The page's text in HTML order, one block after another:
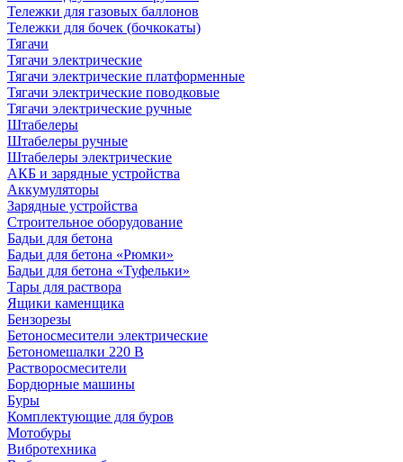
Тележки для газовых баллонов
Тележки для бочек (бочкокаты)
Тягачи
Тягачи электрические
Тягачи электрические платформенные
Тягачи электрические поводковые
Тягачи электрические ручные
Штабелеры
Штабелеры ручные
Штабелеры электрические
АКБ и зарядные устройства
Аккумуляторы
Зарядные устройства
Строительное оборудование
Бадьи для бетона
Бадьи для бетона «Рюмки»
Бадьи для бетона «Туфельки»
Тары для раствора
Ящики каменщика
Бензорезы
Бетоносмесители электрические
Бетономешалки 220 В
Растворосмесители
Бордюрные машины
Буры
Комплектующие для буров
Мотобуры
Вибротехника